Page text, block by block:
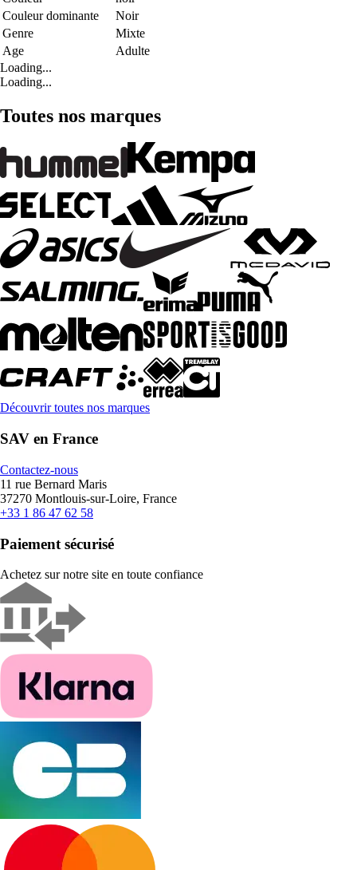
Couleur dominante
Noir
Genre
Mixte
Age
Adulte
Loading...
Loading...
Toutes nos marques
Découvrir toutes nos marques
SAV en France
Contactez-nous
11 rue Bernard Maris
37270 Montlouis-sur-Loire, France
+33 1 86 47 62 58
Paiement sécurisé
Achetez sur notre site en toute confiance